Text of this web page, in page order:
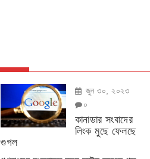
জুন ৩০, ২০২৩
০
কানাডার সংবাদের
লিংক মুছে ফেলছে
গুগল